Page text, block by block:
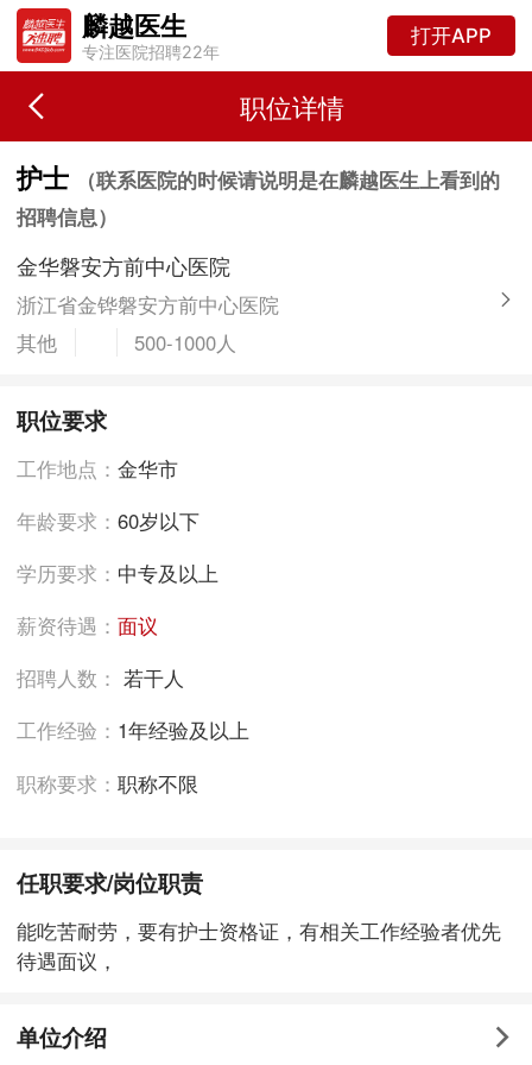
麟越医生
专注医院招聘22年
打开APP
职位详情
护士
（联系医院的时候请说明是在麟越医生上看到的
招聘信息）
金华磐安方前中心医院
浙江省金铧磐安方前中心医院
其他
500-1000人
职位要求
工作地点：金华市
年龄要求：60岁以下
学历要求： 中专及以上
薪资待遇：面议
招聘人数：若干人
工作经验： 1年经验及以上
职称要求：职称不限
任职要求/岗位职责
能吃苦耐劳，要有护士资格证，有相关工作经验者优先
待遇面议，
单位介绍